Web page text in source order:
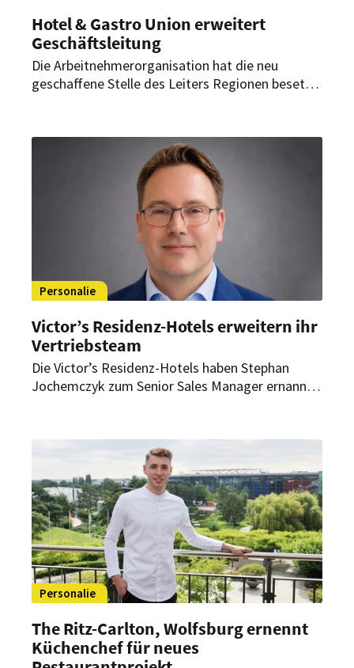
Hotel & Gastro Union erweitert
Geschäftsleitung
Die Arbeitnehmerorganisation hat die neu
geschaffene Stelle des Leiters Regionen besetzt.
Personalie
Victor’s Residenz-Hotels erweitern ihr
Vertriebsteam
Die Victor’s Residenz-Hotels haben Stephan
Jochemczyk zum Senior Sales Manager ernannt.
Personalie
The Ritz-Carlton, Wolfsburg ernennt
Küchenchef für neues